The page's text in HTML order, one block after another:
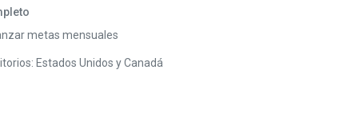
metas mensuales
Estados Unidos y Canadá